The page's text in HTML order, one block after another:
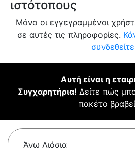
ιστότοπους
Μόνο οι εγγεγραμμένοι
σε αυτές τις πληροφορίες.
Αυτή είναι η
Συγχαρητήρια! Δείτε πώς
πακέτο
Άνω Λιόσια